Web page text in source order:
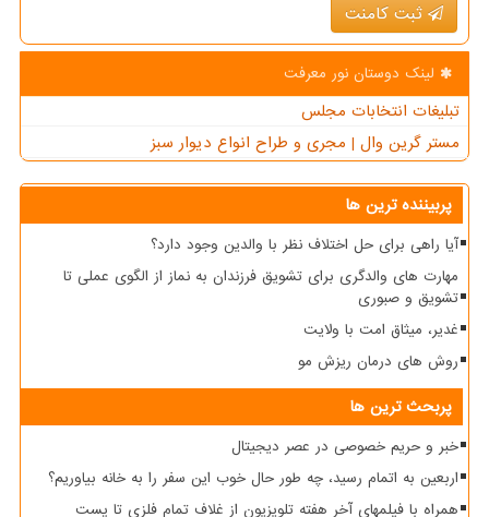
ثبت کامنت
لینک دوستان نور معرفت
تبلیغات انتخابات مجلس
مستر گرین وال | مجری و طراح انواع دیوار سبز
پربیننده ترین ها
آیا راهی برای حل اختلاف نظر با والدین وجود دارد؟
مهارت های والدگری برای تشویق فرزندان به نماز از الگوی عملی تا
تشویق و صبوری
غدیر، میثاق امت با ولایت
روش های درمان ریزش مو
پربحث ترین ها
خبر و حریم خصوصی در عصر دیجیتال
اربعین به اتمام رسید، چه طور حال خوب این سفر را به خانه بیاوریم؟
همراه با فیلمهای آخر هفته تلویزیون از غلاف تمام فلزی تا پست